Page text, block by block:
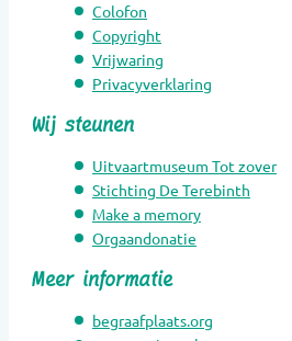
Kinderen Uitvaartverzorging
Kinderen Urnen
Mediators
Muzikanten / Uitvaartmuziek
Nalatenschaps afwikkeling
Natuurbegraafplaatsen
Natuursteen
Opleidingen
Colofon
Copyright
Vrijwaring
Privacyverklaring
Wij steunen
Uitvaartmuseum Tot zover
Stichting De Terebinth
Make a memory
Orgaandonatie
Meer informatie
begraafplaats.org